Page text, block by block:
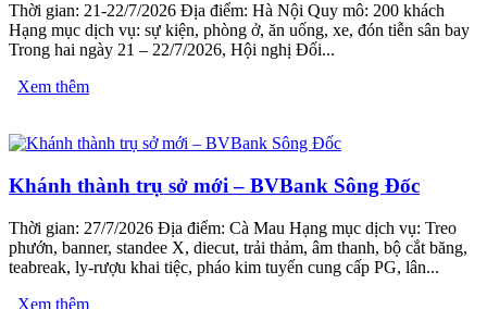
Thời gian: 21-22/7/2026 Địa điểm: Hà Nội Quy mô: 200 khách
Hạng mục dịch vụ: sự kiện, phòng ở, ăn uống, xe, đón tiễn sân bay
Trong hai ngày 21 – 22/7/2026, Hội nghị Đối...
Xem thêm
Khánh thành trụ sở mới – BVBank Sông Đốc
Thời gian: 27/7/2026 Địa điểm: Cà Mau Hạng mục dịch vụ: Treo
phướn, banner, standee X, diecut, trải thảm, âm thanh, bộ cắt băng,
teabreak, ly-rượu khai tiệc, pháo kim tuyến cung cấp PG, lân...
Xem thêm